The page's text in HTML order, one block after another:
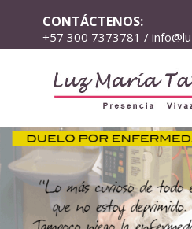
CONTÁCTENOS:
+57 300 7373781 /